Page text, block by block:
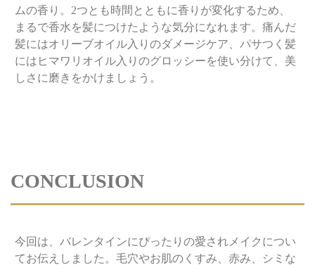
ムの香り。2つとも時間とともに香りが変化するため、
まるで香水を髪につけたような気分になれます。痛んだ
髪にはオリーブオイル入りのダメージケア、パサつく髪
にはヒマワリオイル入りのグロッシーを使い分けて、美
しさに磨きをかけましょう。
CONCLUSION
今回は、バレンタインにぴったりの愛されメイクについ
てお伝えしました。毛穴やお肌のくすみ、赤み、シミな